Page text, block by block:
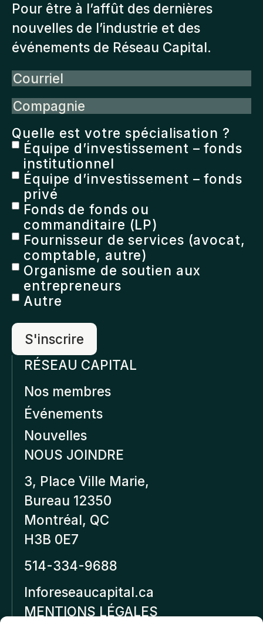
Pour être à l’affût des dernières
nouvelles de l’industrie et des
événements de Réseau Capital.
Courriel
Compagnie
Quelle est votre spécialisation ?
Équipe d’investissement – fonds
institutionnel
Équipe d’investissement – fonds
privé
Fonds de fonds ou
commanditaire (LP)
Fournisseur de services (avocat,
comptable, autre)
Organisme de soutien aux
entrepreneurs
Autre
RÉSEAU CAPITAL
Nos membres
Événements
Nouvelles
NOUS JOINDRE
3, Place Ville Marie,
Bureau 12350
Montréal, QC
H3B 0E7
514-334-9688
Inforeseaucapital.ca
MENTIONS LÉGALES